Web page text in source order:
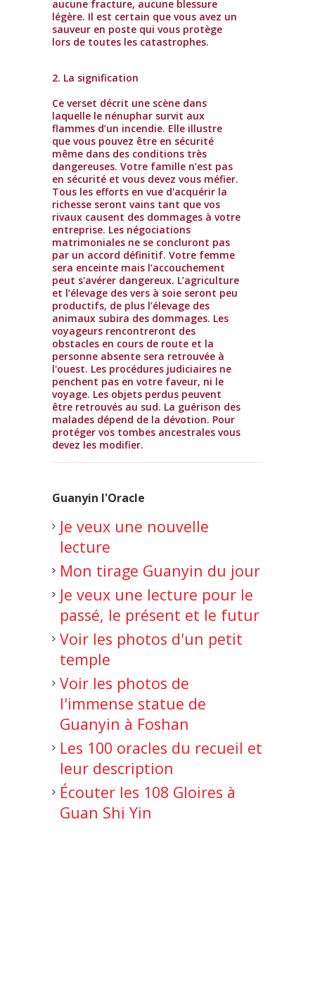
aucune fracture, aucune blessure
légère. Il est certain que vous avez un
sauveur en poste qui vous protège
lors de toutes les catastrophes.
2. La signification
Ce verset décrit une scène dans
laquelle le nénuphar survit aux
flammes d’un incendie. Elle illustre
que vous pouvez être en sécurité
même dans des conditions très
dangereuses. Votre famille n’est pas
en sécurité et vous devez vous méfier.
Tous les efforts en vue d'acquérir la
richesse seront vains tant que vos
rivaux causent des dommages à votre
entreprise. Les négociations
matrimoniales ne se concluront pas
par un accord définitif. Votre femme
sera enceinte mais l’accouchement
peut s'avérer dangereux. L’agriculture
et l’élevage des vers à soie seront peu
productifs, de plus l’élevage des
animaux subira des dommages. Les
voyageurs rencontreront des
obstacles en cours de route et la
personne absente sera retrouvée à
l'ouest. Les procédures judiciaires ne
penchent pas en votre faveur, ni le
voyage. Les objets perdus peuvent
être retrouvés au sud. La guérison des
malades dépend de la dévotion. Pour
protéger vos tombes ancestrales vous
devez les modifier.
Guanyin l'Oracle
Je veux une nouvelle
lecture
Mon tirage Guanyin du jour
Je veux une lecture pour le
passé, le présent et le futur
Voir les photos d'un petit
temple
Voir les photos de
l'immense statue de
Guanyin à Foshan
Les 100 oracles du recueil et
leur description
Écouter les 108 Gloires à
Guan Shi Yin